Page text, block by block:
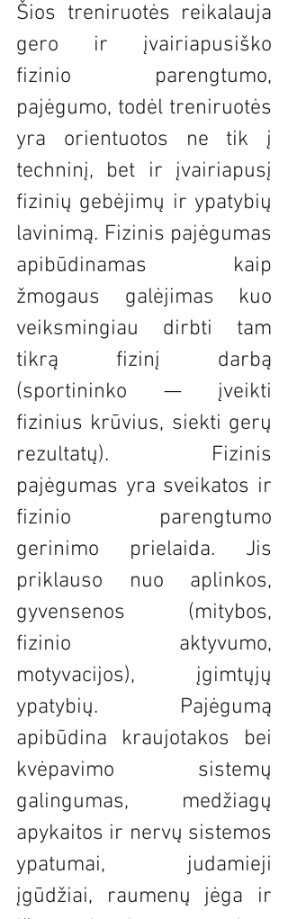
Šios treniruotės reikalauja
gero ir įvairiapusiško
fizinio parengtumo,
pajėgumo, todėl treniruotės
yra orientuotos ne tik į
techninį, bet ir įvairiapusį
fizinių gebėjimų ir ypatybių
lavinimą. Fizinis pajėgumas
apibūdinamas kaip
žmogaus galėjimas kuo
veiksmingiau dirbti tam
tikrą fizinį darbą
(sportininko — įveikti
fizinius krūvius, siekti gerų
rezultatų). Fizinis
pajėgumas yra sveikatos ir
fizinio parengtumo
gerinimo prielaida. Jis
priklauso nuo aplinkos,
gyvensenos (mitybos,
fizinio aktyvumo,
motyvacijos), įgimtųjų
ypatybių. Pajėgumą
apibūdina kraujotakos bei
kvėpavimo sistemų
galingumas, medžiagų
apykaitos ir nervų sistemos
ypatumai, judamieji
įgūdžiai, raumenų jėga ir